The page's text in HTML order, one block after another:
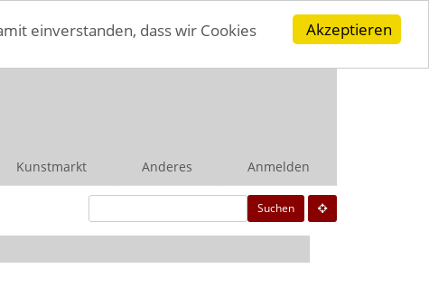
Akzeptieren
einverstanden, dass wir Cookies
Kunstmarkt Anderes Anmelden
Suchen